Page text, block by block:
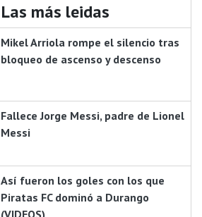
Las más leidas
Mikel Arriola rompe el silencio tras
bloqueo de ascenso y descenso
Fallece Jorge Messi, padre de Lionel
Messi
Así fueron los goles con los que
Piratas FC dominó a Durango